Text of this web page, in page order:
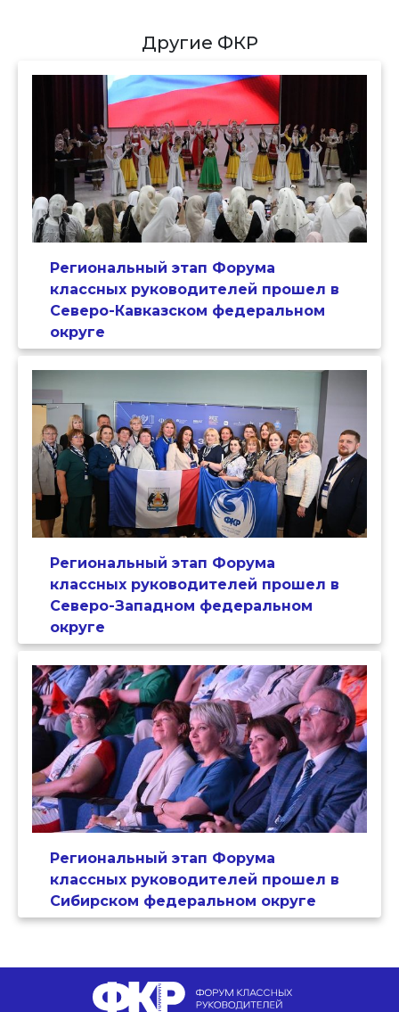
Другие ФКР
Региональный этап Форума
классных руководителей прошел в
Северо-Кавказском федеральном
округе
Региональный этап Форума
классных руководителей прошел в
Северо-Западном федеральном
округе
Региональный этап Форума
классных руководителей прошел в
Сибирском федеральном округе